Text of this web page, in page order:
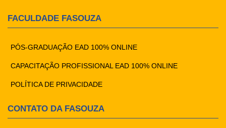
FACULDADE FASOUZA
PÓS-GRADUAÇÃO EAD 100% ONLINE
CAPACITAÇÃO PROFISSIONAL EAD 100% ONLINE
POLÍTICA DE PRIVACIDADE
CONTATO DA FASOUZA